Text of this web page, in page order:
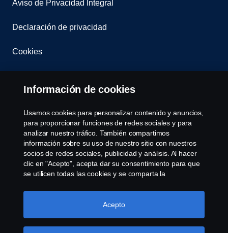
Aviso de Privacidad Integral
Declaración de privacidad
Cookies
Cookie settings
© Copyright Scania 2026 All rights reserved. Scania
CV AB (publ), SE-151 87 Södertälje, Sweden, Tel:
Información de cookies
Usamos cookies para personalizar contenido y anuncios,
para proporcionar funciones de redes sociales y para
analizar nuestro tráfico. También compartimos
información sobre su uso de nuestro sitio con nuestros
socios de redes sociales, publicidad y análisis. Al hacer
clic en "Acepto", acepta dar su consentimiento para que
se utilicen todas las cookies y se comparta la
haciendo clic en "Configuración de cookies" y
seleccionando las categorías que desea aceptar. Para
Acepto